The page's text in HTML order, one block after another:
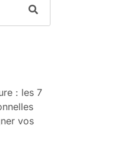
: les 7
vos